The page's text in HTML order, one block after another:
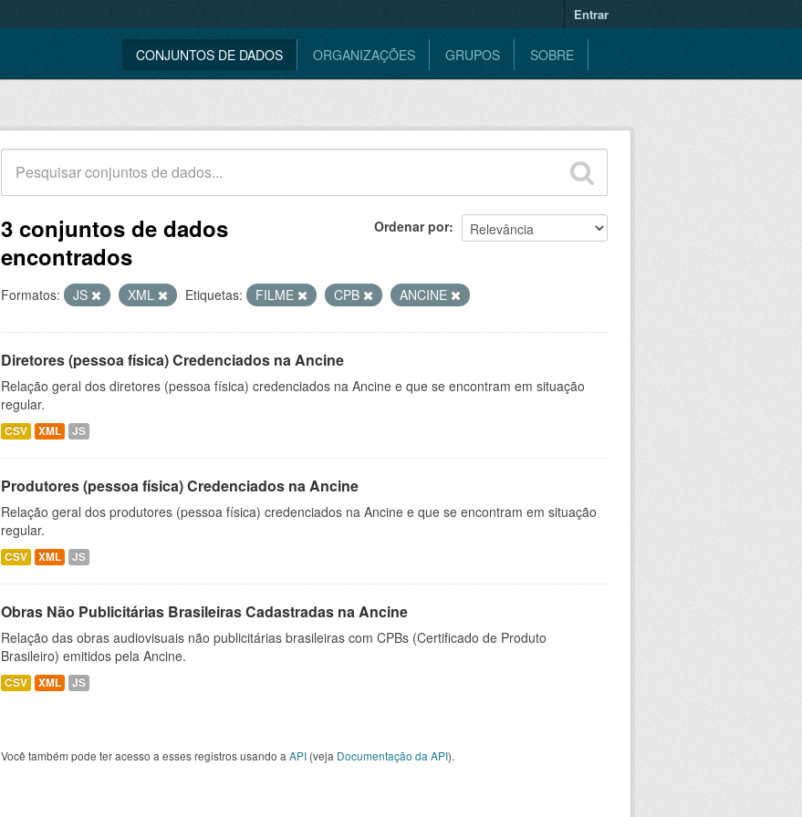
Entrar
CONJUNTOS DE DADOS ORGANIZAÇÕES GRUPOS SOBRE
Ordenar por
3 conjuntos de dados
encontrados
Formatos: JS XML Etiquetas: FILME CPB ANCINE
Diretores (pessoa física) Credenciados na Ancine
Relação geral dos diretores (pessoa física) credenciados na Ancine e que se encontram em situação
regular.
CSV XML JS
Produtores (pessoa física) Credenciados na Ancine
Relação geral dos produtores (pessoa física) credenciados na Ancine e que se encontram em situação
regular.
CSV XML JS
Obras Não Publicitárias Brasileiras Cadastradas na Ancine
Relação das obras audiovisuais não publicitárias brasileiras com CPBs (Certificado de Produto
Brasileiro) emitidos pela Ancine.
CSV XML JS
Você também pode ter acesso a esses registros usando a API (veja Documentação da API).